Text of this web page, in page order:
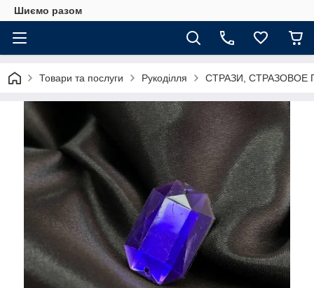
Шиємо разом
Товари та послуги Рукоділля СТРАЗИ,